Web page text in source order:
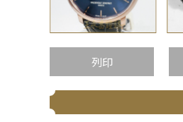
列印